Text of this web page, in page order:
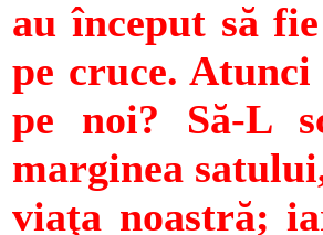
au început să
pe cruce.
pe noi? Să-L
marginea
viaţa noastră;